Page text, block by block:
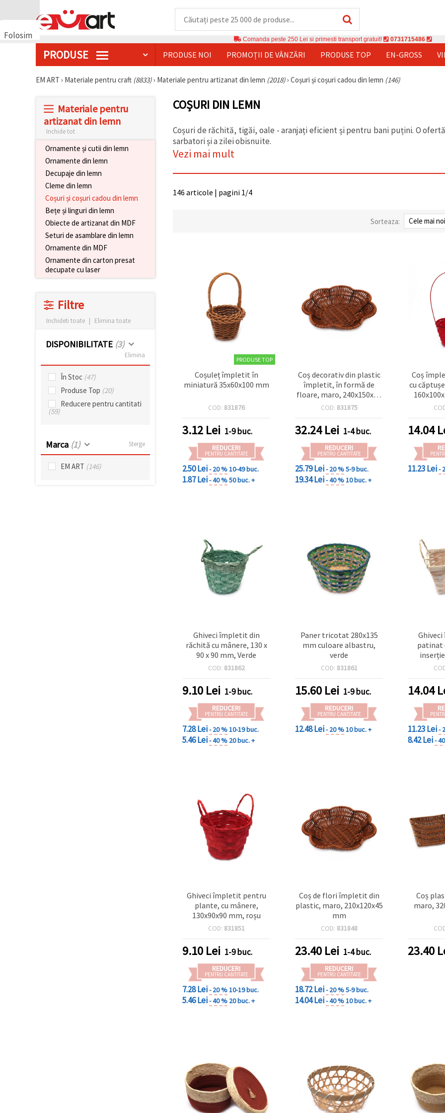
Folosim
dumneavoastră,
Comanda peste 250 Lei si primesti transport gratuit! 0731715486
PRODUSE PRODUSE NOI PROMOȚII DE VÂNZĂRI PRODUSE TOP EN-GROSS
EM ART › Materiale pentru craft (8833)› Materiale pentru artizanat din lemn (2018)› Coșuri și coșuri cadou din lemn (146)
Materiale pentru
artizanat din lemn
Inchide tot
Ornamente și cutii din lemn
Ornamente din lemn
Decupaje din lemn
Cleme din lemn
Coșuri și coșuri cadou din lemn
Bețe și linguri din lemn
Obiecte de artizanat din MDF
Seturi de asamblare din lemn
Ornamente din MDF
Ornamente din carton presat
decupate cu laser
Filtre
Inchideti toate | Elimina toate
DISPONIBILITATE (3)
Elimina
În Stoc (47)
Produse Top (20)
Reducere pentru cantitati
(59)
Marca (1) Sterge
EM ART (146)
COȘURI DIN LEMN
Coșuri de răchită, tigăi, oale - aranjați eficient și pentru bani puțini. O
sarbatori și a zilei obisnuite.
Vezi mai mult
146 articole | pagini 1/4
Sorteaza:
PRODUSE TOP
Coșuleț împletit în
miniatură 35x60x100 mm
COD: 831876
3.12 Lei 1-9 buc.
REDUCERI
PENTRU CANTITATE
2.50 Lei- 20 %10-49 buc.
1.87 Lei- 40 %50 buc. +
Coș decorativ din plastic
împletit, în formă de
floare, maro, 240x150x45
mm
COD: 831875
32.24Lei 1-4 buc.
REDUCERI
PENTRU CANTITATE
25.79 Lei- 20 %5-9 buc.
19.34 Lei- 40 %10 buc. +
Coș
cu
14.04
11.23 Lei-
Ghiveci împletit din
răchită cu mânere, 130 x
90 x 90 mm, Verde
COD: 831862
9.10 Lei 1-9 buc.
REDUCERI
PENTRU CANTITATE
7.28 Lei- 20 %10-19 buc.
5.46 Lei- 40 % 20 buc. +
Paner tricotat 280x135
mm culoare albastru,
verde
COD: 831861
15.60 Lei 1-9 buc.
REDUCERI
PENTRU CANTITATE
12.48 Lei- 20 %10 buc. +
patinat
14.04
11.23 Lei-
8.42 Lei-
Ghiveci împletit pentru
plante, cu mânere,
130x90x90 mm, roșu
COD: 831851
9.10 Lei 1-9 buc.
REDUCERI
PENTRU CANTITATE
7.28 Lei- 20 %10-19 buc.
5.46 Lei- 40 % 20 buc. +
Coș de flori împletit din
plastic, maro, 210x120x45
mm
COD: 831848
23.40 Lei 1-4 buc.
REDUCERI
PENTRU CANTITATE
18.72 Lei- 20 %5-9 buc.
14.04 Lei- 40 %10 buc. +
Coș
maro,
23.40